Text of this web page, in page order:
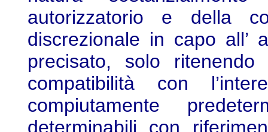
autorizzatorio e della
discrezionale in capo all’
precisato, solo
compatibilità con
compiutamente
determinabili con